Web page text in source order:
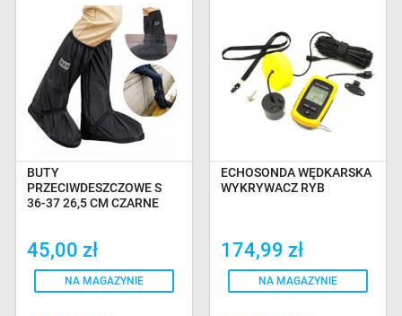
BUTY
PRZECIWDESZCZOWE S
36-37 26,5 CM CZARNE
45,00 zł
NA MAGAZYNIE
ECHOSONDA WĘDKARSKA
WYKRYWACZ RYB
174,99 zł
NA MAGAZYNIE